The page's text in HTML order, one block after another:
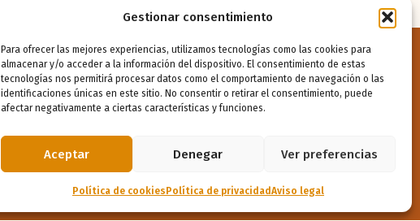
Gestionar consentimiento
Para ofrecer las mejores experiencias, utilizamos tecnologías como las cookies para
almacenar y/o acceder a la información del dispositivo. El consentimiento de estas
tecnologías nos permitirá procesar datos como el comportamiento de navegación o las
identificaciones únicas en este sitio. No consentir o retirar el consentimiento, puede
afectar negativamente a ciertas características y funciones.
Aceptar Denegar Ver preferencias
Política de cookies Política de privacidadAviso legal
Docentes
Boletín educativo
Encuentros con el profesorado
Carnet Docente